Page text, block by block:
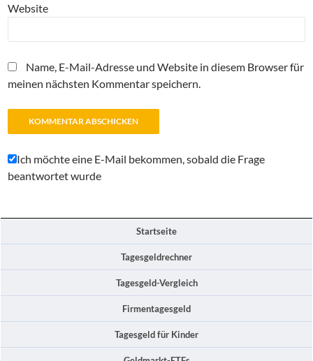
Website
Name, E-Mail-Adresse und Website in diesem Browser für
meinen nächsten Kommentar speichern.
Ich möchte eine E-Mail bekommen, sobald die Frage
beantwortet wurde
Startseite
Tagesgeldrechner
Tagesgeld-Vergleich
Firmentagesgeld
Tagesgeld für Kinder